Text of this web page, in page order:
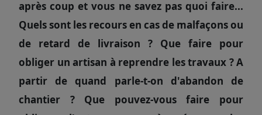
après coup et vous ne savez pas quoi faire...
Quels sont les recours en cas de malfaçons ou
de retard de livraison ? Que faire pour
obliger un artisan à reprendre les travaux ? A
partir de quand parle-t-on d'abandon de
chantier ? Que pouvez-vous faire pour